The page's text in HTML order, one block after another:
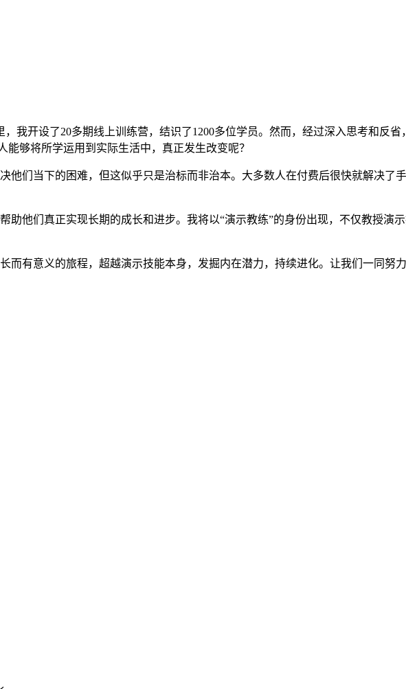
我开设了20多期线上训练营，结识了1200多位学员。然而，经过深入思考和反
够将所学运用到实际生活中，真正发生改变呢？
他们当下的困难，但这似乎只是治标而非治本。大多数人在付费后很快就解决了
助他们真正实现长期的成长和进步。我将以“演示教练”的身份出现，不仅教授演
有意义的旅程，超越演示技能本身，发掘内在潜力，持续进化。让我们一同努力